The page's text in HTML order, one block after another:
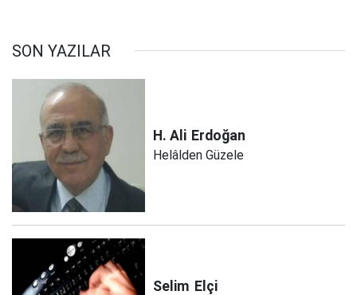
SON YAZILAR
H. Ali Erdoğan
Helâlden Güzele
Selim Elçi